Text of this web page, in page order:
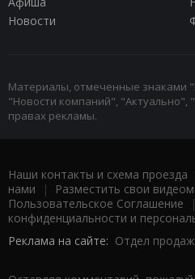
Новости
Материалы, отмеченные знаками
"Новости компаний", "Актуально",
правах рекламы.
Наши контакты и схема проезда
нами | Разместить свои
Пользовательское Соглашение |
конфиденциальности и
Реклама на сайте: Отдел